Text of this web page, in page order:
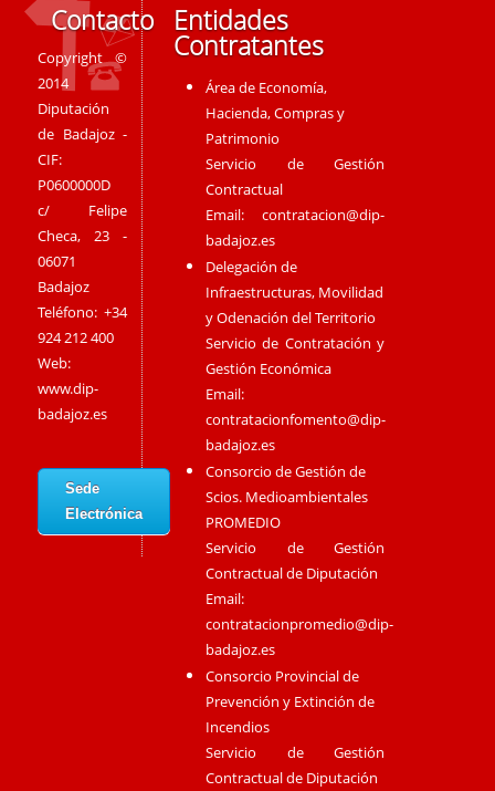
Contacto
Copyright ©
2014
Diputación
de Badajoz -
CIF:
P0600000D
c/ Felipe
Checa, 23 -
06071
Badajoz
Teléfono: +34
924 212 400
Web:
www.dip-
badajoz.es
Sede
Electrónica
Entidades
Contratantes
Área de Economía,
Hacienda, Compras y
Patrimonio
Servicio de Gestión
Contractual
Email:contratacion@dip-
badajoz.es
Delegación de
Infraestructuras, Movilidad
y Odenación del Territorio
Servicio de Contratación y
Gestión Económica
Email:
contratacionfomento@dip-
badajoz.es
Consorcio de Gestión de
Scios. Medioambientales
PROMEDIO
Servicio de Gestión
Contractual de Diputación
Email:
contratacionpromedio@dip-
badajoz.es
Consorcio Provincial de
Prevención y Extinción de
Incendios
Servicio de Gestión
Contractual de Diputación